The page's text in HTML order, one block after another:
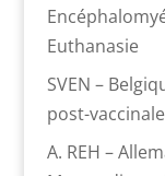
Euthanasie
SVEN –
post-
A. REH –